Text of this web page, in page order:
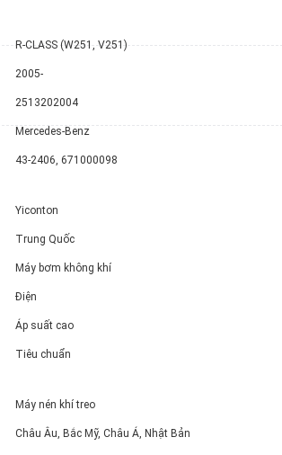
R-CLASS (W251, V251)
2005-
2513202004
Mercedes-Benz
43-2406, 671000098
Yiconton
Trung Quốc
Máy bơm không khí
Điện
Áp suất cao
Tiêu chuẩn
Máy nén khí treo
Châu Âu, Bắc Mỹ, Châu Á, Nhật Bản